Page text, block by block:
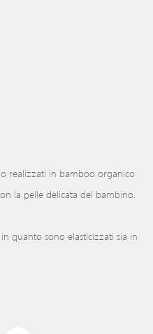
realizzati in bamboo organico
la pelle delicata del bambino.
quanto sono elasticizzati sia in